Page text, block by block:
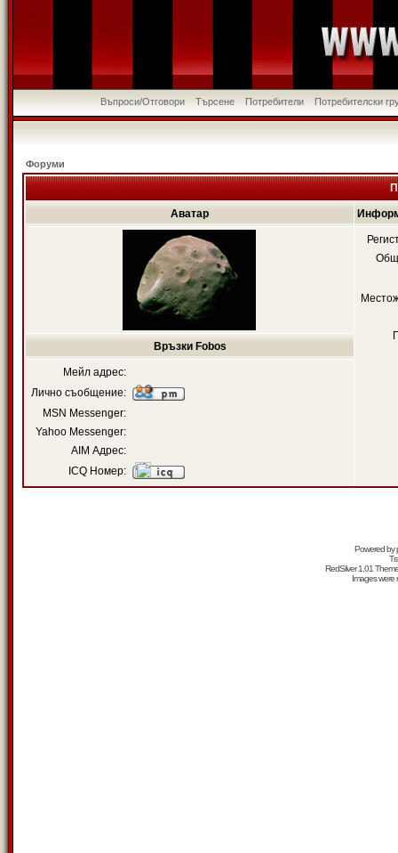
Въпроси/Отговори Търсене Потребители Потребителски
Форуми
Аватар
Връзки Fobos
Мейл адрес:
Лично съобщение:
MSN Messenger:
Yahoo Messenger:
AIM Адрес:
ICQ Номер:
Powered by
RedSilver 1.01
Images were